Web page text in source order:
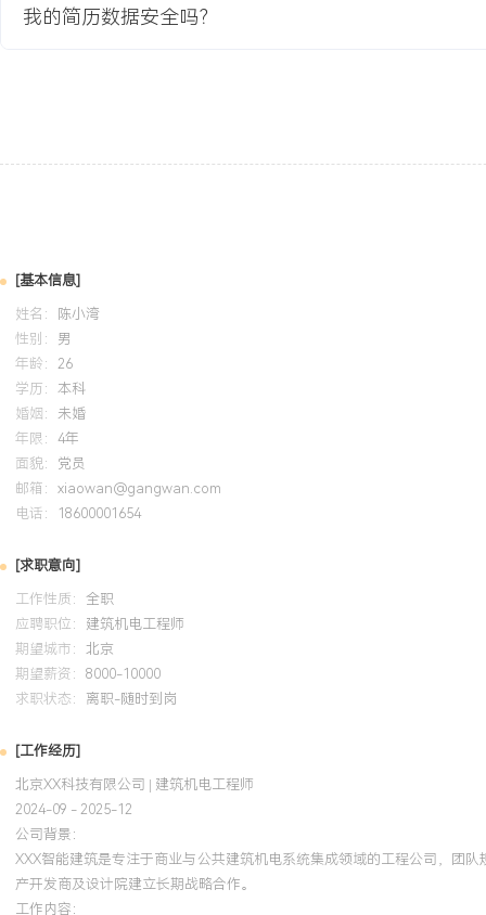
2.项目机电部分较总控计划提前XXX天完成，为精装及其他专业留出
GPA X.XX/4.0（专业前XX%），主修供配电技术、自动控制原理、
熟练使用AutoCAD Electrical及EPLAN进行电气原理图设计，掌握西
基础编程。参与课程设计《智能楼宇照明控制系统仿真》，负责系
编写，实现按光照度与时序自动调节。
自我评价
专业背景：X年建筑机电工程领域经验，专注大型商业综合体与数据
控系统全周期管理，精通从深化设计、成本控制到安装调试、交付
机电管线综合与深化设计，通过标准化出图与碰撞检查，成功将项
XXX%，现场拆改成本节约XXX万元。成本与执行：具备扎实的预算
力，通过精细化设备选型与供应商管理，累计为项目节约采购成本
键设备准时到场。团队与协作：拥有丰富的多专业、多单位现场协
有注册电气工程师执业资格，能适应高强度、快节奏的工程现场工作
培训经历
2024-09 - 2025-12 岗湾培训中心
系统掌握了供配电、自动化及相关工程法规知识。将执业所需的规
我的简历数据安全吗？
[基本信息]
姓名：
陈小湾
性别： 男
年龄： 26
学历： 本科
婚姻： 未婚
年限： 4年
面貌： 党员
邮箱： xiaowan@gangwan.com
电话：
18600001654
[求职意向]
工作性质： 全职
应聘职位： 建筑机电工程师
期望城市： 北京
期望薪资： 8000-10000
求职状态： 离职-随时到岗
[工作经历]
北京XX科技有限公司 | 建筑机电工程师
2024-09 - 2025-12
公司背景：
XXX智能建筑是专注于商业与公共建筑机电系统集成领域的工程公司，团
产开发商及设计院建立长期战略合作。
工作内容：